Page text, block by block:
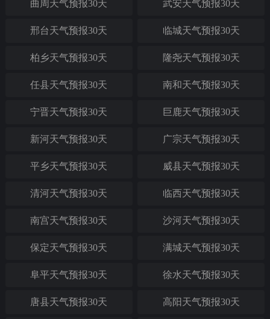
曲周天气预报30天 武安天气预报30天
邢台天气预报30天 临城天气预报30天
柏乡天气预报30天 隆尧天气预报30天
任县天气预报30天 南和天气预报30天
宁晋天气预报30天 巨鹿天气预报30天
新河天气预报30天 广宗天气预报30天
平乡天气预报30天 威县天气预报30天
清河天气预报30天 临西天气预报30天
南宫天气预报30天 沙河天气预报30天
保定天气预报30天 满城天气预报30天
阜平天气预报30天 徐水天气预报30天
唐县天气预报30天 高阳天气预报30天